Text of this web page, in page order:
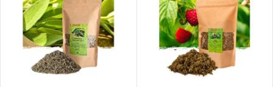
Abecedně